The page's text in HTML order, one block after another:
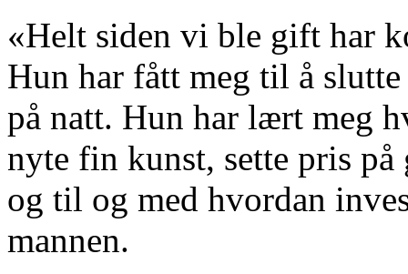
«Helt siden vi ble gift har
Hun har fått meg til å
på natt. Hun har lært meg
nyte fin kunst, sette pris
og til og med hvordan
mannen.